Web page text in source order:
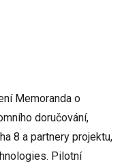
Memoranda o
doručování,
8 a partnery projektu,
Pilotní